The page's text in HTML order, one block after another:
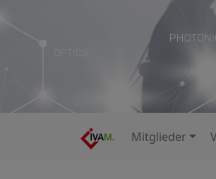
Mitglieder